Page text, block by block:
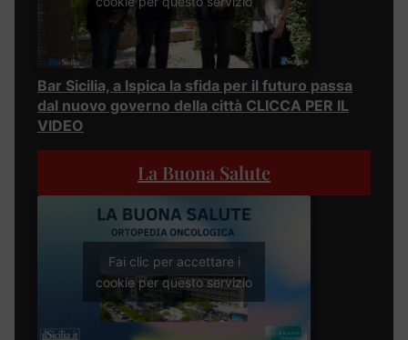
Bar Sicilia, a Ispica la sfida per il futuro passa
dal nuovo governo della città CLICCA PER IL
VIDEO
La Buona Salute
Fai clic per accettare i
cookie per questo servizio